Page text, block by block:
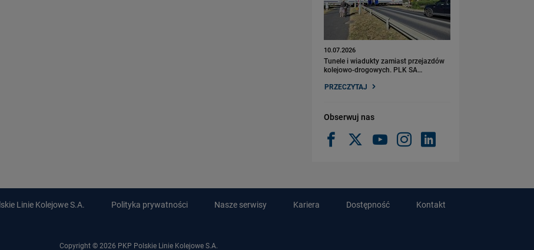
10.07.2026
Tunele i wiadukty zamiast przejazdów
kolejowo-drogowych. PLK SA…
PRZECZYTAJ
Obserwuj nas
Linie Kolejowe S.A. Polityka prywatności Nasze serwisy Kariera Dostępność Kontakt
Copyright © 2026 PKP Polskie Linie Kolejowe S.A.